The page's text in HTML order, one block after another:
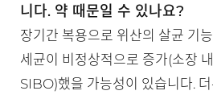
니다. 약 때문일 수 있나요?
장기간 복용으로 위산의 살균 기
세균이 비정상적으로 증가(소장
SIBO)했을 가능성이 있습니다.